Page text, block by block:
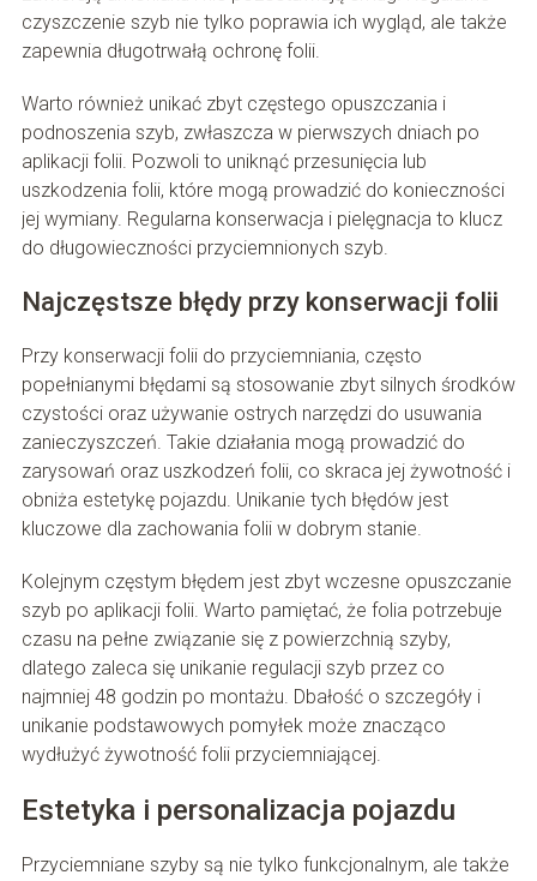
czyszczenie szyb nie tylko poprawia ich wygląd, ale także
zapewnia długotrwałą ochronę folii.
Warto również unikać zbyt częstego opuszczania i
podnoszenia szyb, zwłaszcza w pierwszych dniach po
aplikacji folii. Pozwoli to uniknąć przesunięcia lub
uszkodzenia folii, które mogą prowadzić do konieczności
jej wymiany. Regularna konserwacja i pielęgnacja to klucz
do długowieczności przyciemnionych szyb.
Najczęstsze błędy przy konserwacji folii
Przy konserwacji folii do przyciemniania, często
popełnianymi błędami są stosowanie zbyt silnych środków
czystości oraz używanie ostrych narzędzi do usuwania
zanieczyszczeń. Takie działania mogą prowadzić do
zarysowań oraz uszkodzeń folii, co skraca jej żywotność i
obniża estetykę pojazdu. Unikanie tych błędów jest
kluczowe dla zachowania folii w dobrym stanie.
Kolejnym częstym błędem jest zbyt wczesne opuszczanie
szyb po aplikacji folii. Warto pamiętać, że folia potrzebuje
czasu na pełne związanie się z powierzchnią szyby,
dlatego zaleca się unikanie regulacji szyb przez co
najmniej 48 godzin po montażu. Dbałość o szczegóły i
unikanie podstawowych pomyłek może znacząco
wydłużyć żywotność folii przyciemniającej.
Estetyka i personalizacja pojazdu
Przyciemniane szyby są nie tylko funkcjonalnym, ale także